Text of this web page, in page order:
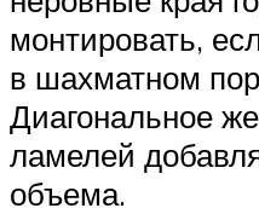
монтировать,
в шахматном
Диагональное
ламелей
объема.